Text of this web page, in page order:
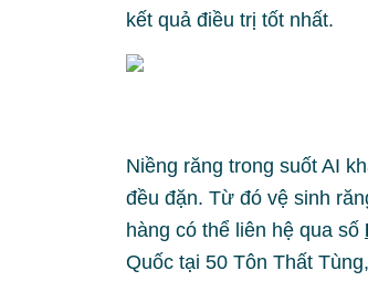
kết quả điều trị tốt nhất.
Niềng răng trong suốt AI
đều đặn. Từ đó vệ sinh
hàng có thể liên hệ qua số
Quốc tại 50 Tôn Thất